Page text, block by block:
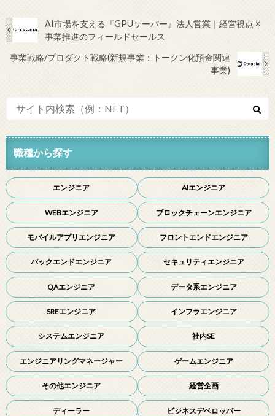
AI市場を支える『GPUサーバー』法人営業｜経営視点 ×
事業推進のフィールドセールス
事業戦略/プロダクト戦略(新規事業：トークン化預金関連
事業)
職種から探す
エンジニア AIエンジニア
WEBエンジニア ブロックチェーンエンジニア
モバイルアプリエンジニア フロントエンドエンジニア
バックエンドエンジニア セキュリティエンジニア
QAエンジニア データ系エンジニア
SREエンジニア インフラエンジニア
システムエンジニア 社内SE
エンジニアリングマネージャー ゲームエンジニア
その他エンジニア 経営企画
ディーラー ビジネスデベロッパー